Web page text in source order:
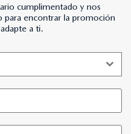
cumplimentado y nos
encontrar la promoción
a ti.